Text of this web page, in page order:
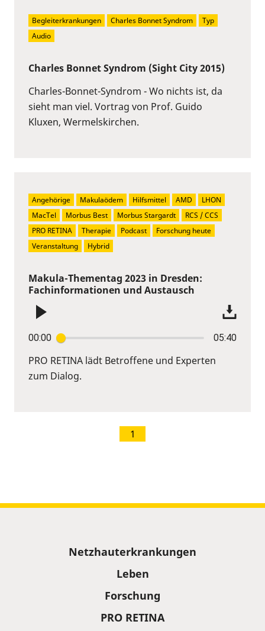
Charles Bonnet Syndrom (Sight City 2015)
Charles-Bonnet-Syndrom - Wo nichts ist, da
sieht man viel. Vortrag von Prof. Guido
Kluxen, Wermelskirchen.
Begleiterkrankungen Charles Bonnet Syndrom
Typ
Audio
Makula-Thementag 2023 in Dresden:
Fachinformationen und Austausch
00:00 05:40
PRO RETINA lädt Betroffene und Experten
zum Dialog.
Angehörige Makulaödem Hilfsmittel AMD
LHON
MacTel
Morbus Best Morbus Stargardt
RCS / CCS
PRO RETINA
Therapie Podcast
Forschung heute
Veranstaltung
Hybrid
1
Netzhauterkrankungen
Leben
Forschung
PRO RETINA